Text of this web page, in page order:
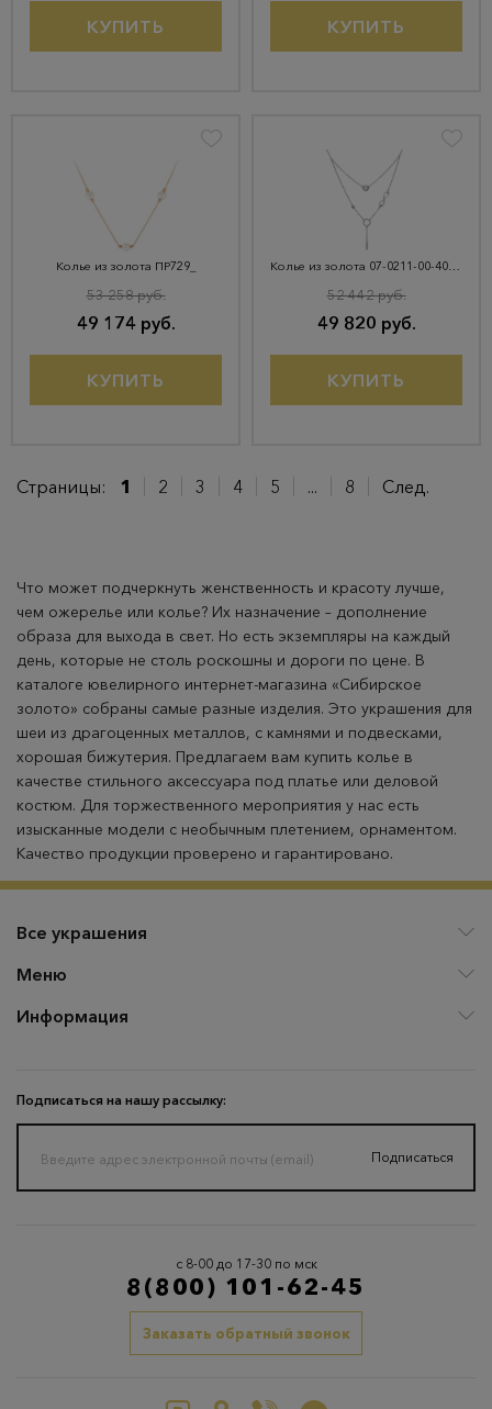
КУПИТЬ КУПИТЬ
Колье из золота ПР729_
49 174 руб.
53 258 руб.
КУПИТЬ
Колье из золота 07-0211-00-401-1120
49 820 руб.
52 442 руб.
КУПИТЬ
Страницы: 1 2 3 4 5 ... 8 След.
Что может подчеркнуть женственность и красоту лучше,
чем ожерелье или колье? Их назначение – дополнение
образа для выхода в свет. Но есть экземпляры на каждый
день, которые не столь роскошны и дороги по цене. В
каталоге ювелирного интернет-магазина «Сибирское
золото» собраны самые разные изделия. Это украшения для
шеи из драгоценных металлов, с камнями и подвесками,
хорошая бижутерия. Предлагаем вам купить колье в
качестве стильного аксессуара под платье или деловой
костюм. Для торжественного мероприятия у нас есть
изысканные модели с необычным плетением, орнаментом.
Качество продукции проверено и гарантировано.
Подписаться на нашу рассылку:
Подписаться
Все украшения
Меню
Информация
с 8-00 до 17-30 по мск
8(800) 101-62-45
Заказать обратный звонок